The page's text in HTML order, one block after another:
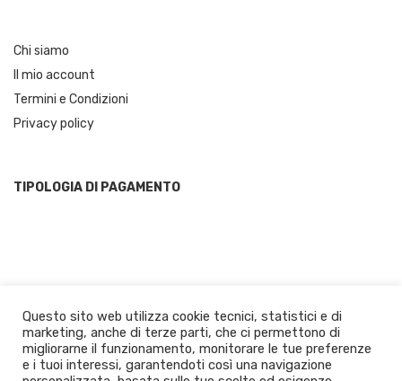
Chi siamo
Il mio account
Termini e Condizioni
Privacy policy
TIPOLOGIA DI PAGAMENTO
© 2021 JustCalabria.com by Panuzzo Prodotti Tipici | Calabrian Food
Questo sito web utilizza cookie tecnici, statistici e di
marketing, anche di terze parti, che ci permettono di
migliorarne il funzionamento, monitorare le tue preferenze
e i tuoi interessi, garantendoti così una navigazione